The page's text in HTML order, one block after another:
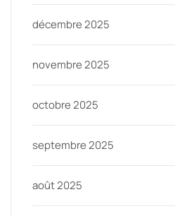
décembre 2025
novembre 2025
octobre 2025
septembre 2025
août 2025